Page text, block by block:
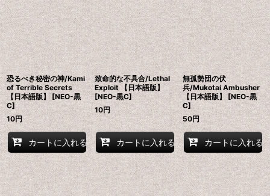
恐るべき秘密の神/Kami
of Terrible Secrets
【日本語版】 [NEO-黒
C]
10円
カートに入れる
致命的な不具合/Lethal
Exploit 【日本語版】
[NEO-黒C]
10円
カートに入れる
無孤勢団の伏
兵/Mukotai Ambusher
【日本語版】 [NEO-黒
C]
50円
カートに入れる